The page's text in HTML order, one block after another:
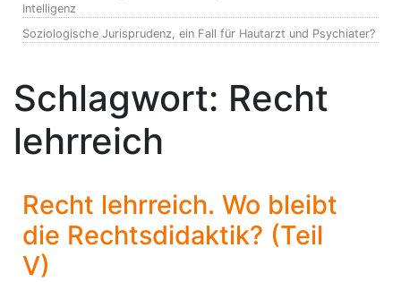
Intelligenz
Soziologische Jurisprudenz, ein Fall für Hautarzt und Psychiater?
Schlagwort: Recht
lehrreich
Recht lehrreich. Wo bleibt
die Rechtsdidaktik? (Teil
V)